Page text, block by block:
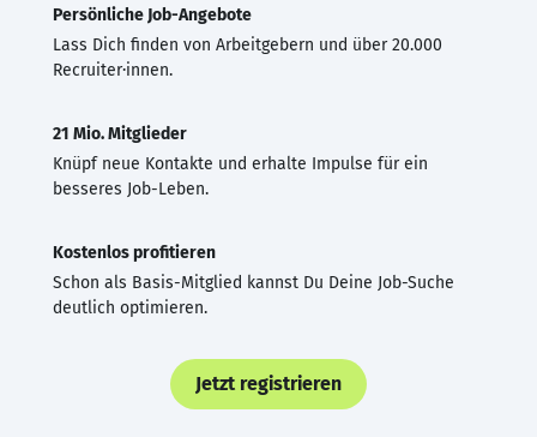
Persönliche Job-Angebote
Lass Dich finden von Arbeitgebern und über 20.000
Recruiter·innen.
21 Mio. Mitglieder
Knüpf neue Kontakte und erhalte Impulse für ein
besseres Job-Leben.
Kostenlos profitieren
Schon als Basis-Mitglied kannst Du Deine Job-Suche
deutlich optimieren.
Jetzt registrieren